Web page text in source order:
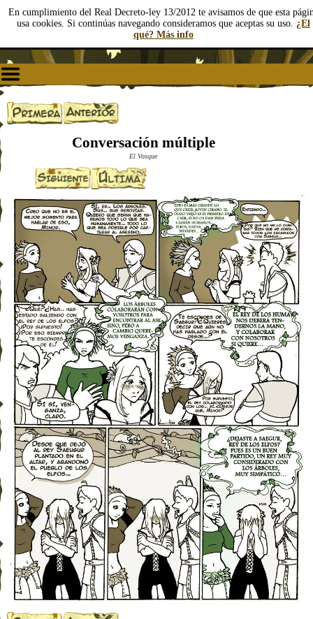
En cumplimiento del Real Decreto-ley 13/2012 te avisamos de que esta
usa cookies. Si continúas navegando consideramos que aceptas su uso. ¿El
qué? Más info
Conversación múltiple
El Vosque